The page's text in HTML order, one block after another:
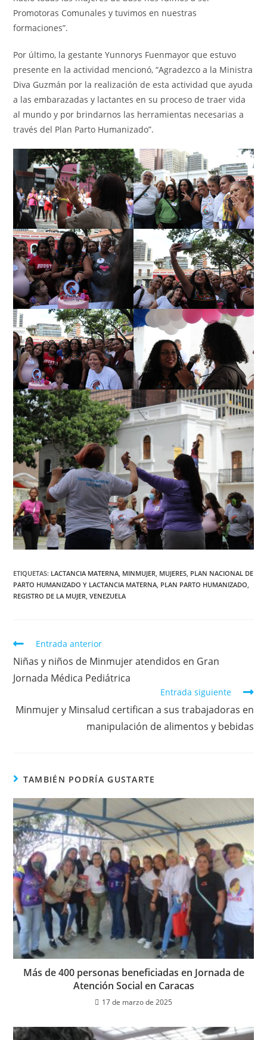
Promotoras Comunales y tuvimos en nuestras
formaciones”.
Por último, la gestante Yunnorys Fuenmayor que estuvo
presente en la actividad mencionó, “Agradezco a la Ministra
Diva Guzmán por la realización de esta actividad que ayuda
a las embarazadas y lactantes en su proceso de traer vida
al mundo y por brindarnos las herramientas necesarias a
través del Plan Parto Humanizado”.
ETIQUETAS: LACTANCIA MATERNA, MINMUJER, MUJERES, PLAN NACIONAL DE
PARTO HUMANIZADO Y LACTANCIA MATERNA, PLAN PARTO HUMANIZADO,
REGISTRO DE LA MUJER, VENEZUELA
Entrada anterior
Niñas y niños de Minmujer atendidos en Gran
Jornada Médica Pediátrica
Entrada siguiente
Minmujer y Minsalud certifican a sus trabajadoras en
manipulación de alimentos y bebidas
TAMBIÉN PODRÍA GUSTARTE
Más de 400 personas beneficiadas en Jornada de
Atención Social en Caracas
17 de marzo de 2025